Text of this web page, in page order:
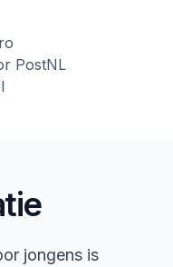
PostNL
jongens is